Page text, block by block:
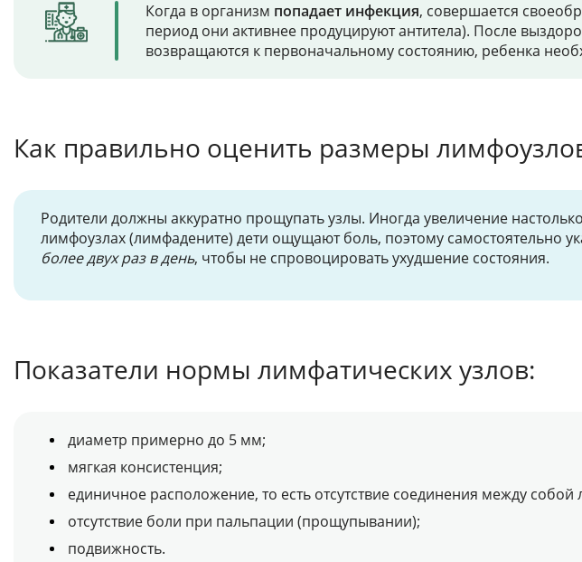
Когда в организм попадает инфекция, совершается
период они активнее продуцируют антитела). После
возвращаются к первоначальному состоянию, ребенка
Как правильно оценить размеры
Родители должны аккуратно прощупать узлы. Иногда увеличение
лимфоузлах (лимфадените) дети ощущают боль, поэтому самостоятельно
более двух раз в день, чтобы не спровоцировать ухудшение состояния.
Показатели нормы лимфатических узлов:
диаметр примерно до 5 мм;
мягкая консистенция;
единичное расположение, то есть отсутствие соединения между собой
отсутствие боли при пальпации (прощупывании);
подвижность.